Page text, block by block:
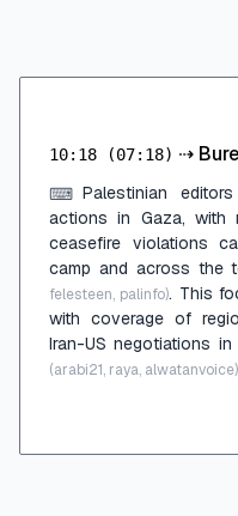
10:18 (07:18) ⇢
⌨ Palestinian
actions in Gaza, with
ceasefire violations
camp and across the
felesteen, palinfo). This
with coverage of
Iran-US negotiations
(arabi21, raya, alwatanvoice)